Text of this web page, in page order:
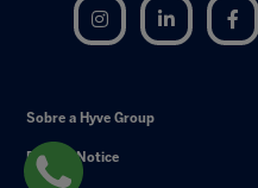
Instagram LinkedIn
Sobre a Hyve Group
Privacy Notice